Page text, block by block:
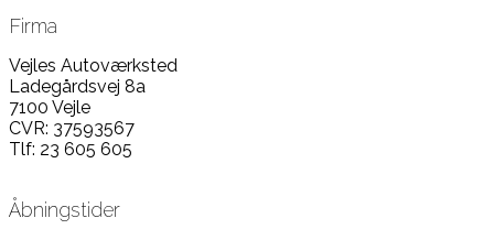
Firma
Vejles Autoværksted
Ladegårdsvej 8a
7100 Vejle
CVR: 37593567
Tlf: 23 605 605
Åbningstider